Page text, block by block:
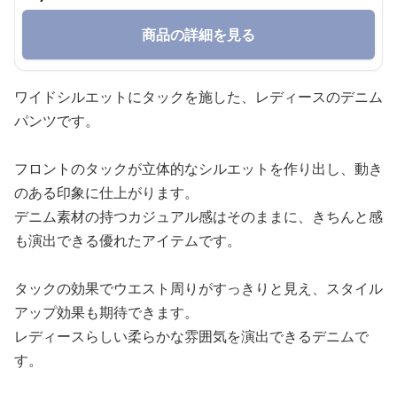
商品の詳細を見る
ワイドシルエットにタックを施した、レディースのデニム
パンツです。
フロントのタックが立体的なシルエットを作り出し、動き
のある印象に仕上がります。
デニム素材の持つカジュアル感はそのままに、きちんと感
も演出できる優れたアイテムです。
タックの効果でウエスト周りがすっきりと見え、スタイル
アップ効果も期待できます。
レディースらしい柔らかな雰囲気を演出できるデニムで
す。